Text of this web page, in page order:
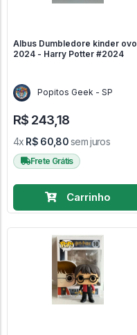
Albus Dumbledore kinder ovo
2024 - Harry Potter #2024
Popitos Geek - SP
R$ 243,18
4x R$ 60,80sem juros
Frete Grátis
Carrinho